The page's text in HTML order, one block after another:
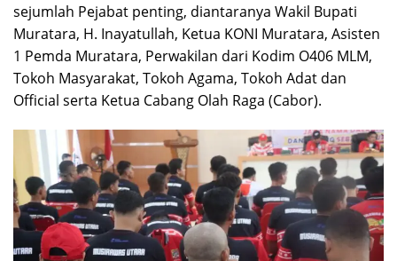
sejumlah Pejabat penting, diantaranya Wakil Bupati
Muratara, H. Inayatullah, Ketua KONI Muratara, Asisten
1 Pemda Muratara, Perwakilan dari Kodim O406 MLM,
Tokoh Masyarakat, Tokoh Agama, Tokoh Adat dan
Official serta Ketua Cabang Olah Raga (Cabor).